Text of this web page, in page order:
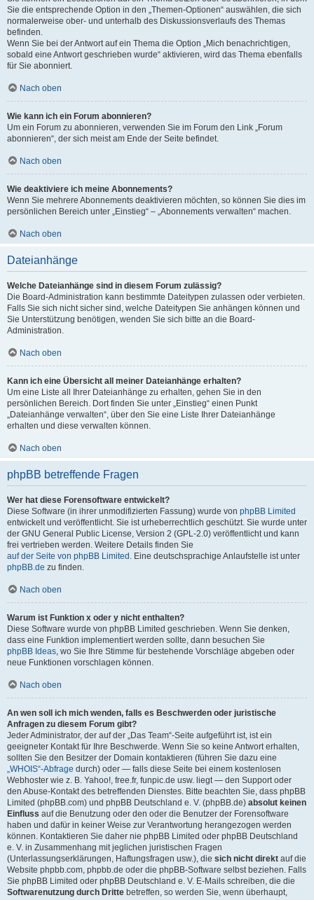
Sie die entsprechende Option in den „Themen-Optionen“ auswählen, die sich
normalerweise ober- und unterhalb des Diskussionsverlaufs des Themas
befinden.
Wenn Sie bei der Antwort auf ein Thema die Option „Mich benachrichtigen,
sobald eine Antwort geschrieben wurde“ aktivieren, wird das Thema ebenfalls
für Sie abonniert.
Nach oben
Wie kann ich ein Forum abonnieren?
Um ein Forum zu abonnieren, verwenden Sie im Forum den Link „Forum
abonnieren“, der sich meist am Ende der Seite befindet.
Nach oben
Wie deaktiviere ich meine Abonnements?
Wenn Sie mehrere Abonnements deaktivieren möchten, so können Sie dies im
persönlichen Bereich unter „Einstieg“ – „Abonnements verwalten“ machen.
Nach oben
Dateianhänge
Welche Dateianhänge sind in diesem Forum zulässig?
Die Board-Administration kann bestimmte Dateitypen zulassen oder verbieten.
Falls Sie sich nicht sicher sind, welche Dateitypen Sie anhängen können und
Sie Unterstützung benötigen, wenden Sie sich bitte an die Board-
Administration.
Nach oben
Kann ich eine Übersicht all meiner Dateianhänge erhalten?
Um eine Liste all Ihrer Dateianhänge zu erhalten, gehen Sie in den
persönlichen Bereich. Dort finden Sie unter „Einstieg“ einen Punkt
„Dateianhänge verwalten“, über den Sie eine Liste Ihrer Dateianhänge
erhalten und diese verwalten können.
Nach oben
phpBB betreffende Fragen
Wer hat diese Forensoftware entwickelt?
Diese Software (in ihrer unmodifizierten Fassung) wurde von phpBB Limited
entwickelt und veröffentlicht. Sie ist urheberrechtlich geschützt. Sie wurde unter
der GNU General Public License, Version 2 (GPL-2.0) veröffentlicht und kann
frei vertrieben werden. Weitere Details finden Sie
auf der Seite von phpBB Limited . Eine deutschsprachige Anlaufstelle ist unter
phpBB.de zu finden.
Nach oben
Warum ist Funktion x oder y nicht enthalten?
Diese Software wurde von phpBB Limited geschrieben. Wenn Sie denken,
dass eine Funktion implementiert werden sollte, dann besuchen Sie
phpBB Ideas, wo Sie Ihre Stimme für bestehende Vorschläge abgeben oder
neue Funktionen vorschlagen können.
Nach oben
An wen soll ich mich wenden, falls es Beschwerden oder juristische
Anfragen zu diesem Forum gibt?
Jeder Administrator, der auf der „Das Team“-Seite aufgeführt ist, ist ein
geeigneter Kontakt für Ihre Beschwerde. Wenn Sie so keine Antwort erhalten,
sollten Sie den Besitzer der Domain kontaktieren (führen Sie dazu eine
„WHOIS“-Abfrage durch) oder — falls diese Seite bei einem kostenlosen
Webhoster wie z. B. Yahoo!, free.fr, funpic.de usw. liegt — den Support oder
den Abuse-Kontakt des betreffenden Dienstes. Bitte beachten Sie, dass phpBB
Limited (phpBB.com) und phpBB Deutschland e. V. (phpBB.de) absolut keinen
Einfluss auf die Benutzung oder den oder die Benutzer der Forensoftware
haben und dafür in keiner Weise zur Verantwortung herangezogen werden
können. Kontaktieren Sie daher nie phpBB Limited oder phpBB Deutschland
e. V. in Zusammenhang mit jeglichen juristischen Fragen
(Unterlassungserklärungen, Haftungsfragen usw.), die sich nicht direkt auf die
Website phpbb.com, phpbb.de oder die phpBB-Software selbst beziehen. Falls
Sie phpBB Limited oder phpBB Deutschland e. V. E-Mails schreiben, die die
Softwarenutzung durch Dritte betreffen, so werden Sie, wenn überhaupt,